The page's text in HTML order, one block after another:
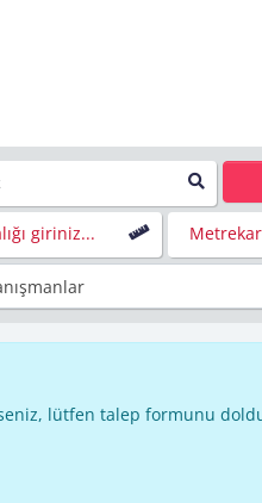
giriniz...
lütfen talep formunu